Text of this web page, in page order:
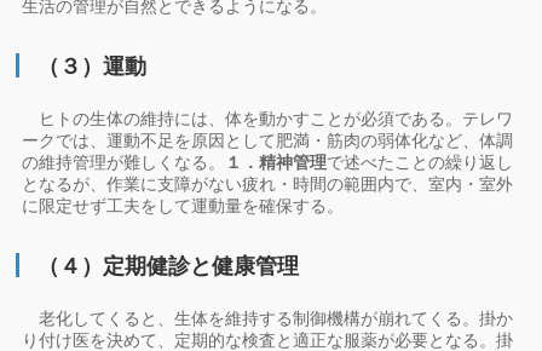
生活の管理が自然とできるようになる。
（３）運動
ヒトの生体の維持には、体を動かすことが必須である。テレワ
ークでは、運動不足を原因として肥満・筋肉の弱体化など、体調
の維持管理が難しくなる。
１．精神管理で述べたことの繰り返し
となるが、作業に支障がない疲れ・時間の範囲内で、室内・室外
に限定せず工夫をして運動量を確保する。
（４）定期健診と健康管理
老化してくると、生体を維持する制御機構が崩れてくる。掛か
り付け医を決めて、定期的な検査と適正な服薬が必要となる。掛